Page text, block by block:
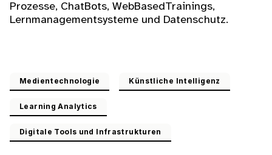
Prozesse, ChatBots, WebBasedTrainings,
Lernmanagementsysteme und Datenschutz.
Medientechnologie Künstliche Intelligenz
Learning Analytics
Digitale Tools und Infrastrukturen